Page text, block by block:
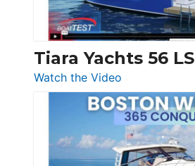
Düsseldorf
Tiara Yachts 56 LS
Watch the Video
Tiara
Yachts
56
LS